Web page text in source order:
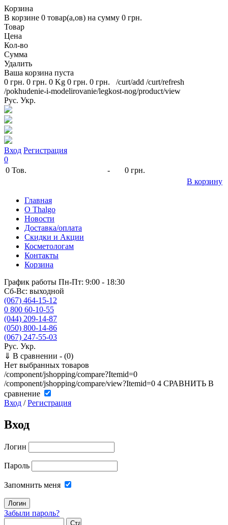
Корзина
В корзине 0 товар(а,ов) на сумму 0 грн.
Товар
Цена
Кол-во
Сумма
Удалить
Ваша корзина пуста
0 грн. 0 грн. 0 Kg 0 грн. 0 грн. /curt/add /curt/refresh
/pokhudenie-i-modelirovanie/legkost-nog/product/view
Рус. Укр.
Вход Регистрация
0
0 Тов. -
0 грн.
В корзину
Главная
O Thalgo
Новости
Доставка/оплата
Скидки и Акции
Косметологам
Контакты
Корзина
График работы Пн-Пт: 9:00 - 18:30
Сб-Вс: выходной
(067) 464-15-12
0 800 60-10-55
(044) 209-14-87
(050) 800-14-86
(067) 247-55-03
Рус. Укр.
⇓ В сравнении - (0)
Нет выбранных товаров
/component/jshopping/compare?Itemid=0
/component/jshopping/compare/view?Itemid=0 4 СРАВНИТЬ В
сравнение
Вход /Регистрация
Вход
Логин
Пароль
Запомнить меня
Забыли пароль?